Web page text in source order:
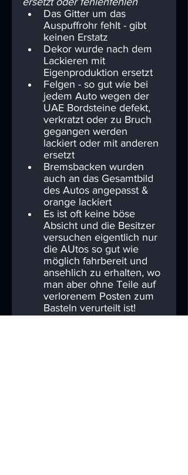
Das Gitter um das
Auspuffrohr fehlt - gibt
keinen Erstatz
Dekor wurde nach dem
Lackieren mit
Eigenproduktion ersetzt
Felgen - so gut wie bei
jedem Auto wegen der
UAE Bordsteine defekt,
verkratzt oder zu Bruch
gegangen werden
lackiert oder mit anderen
ersetzt
Bremsbacken wurden
auch an das Gesamtbild
des Autos angepasst &
orange lackiert
Es ist oft keine böse
Absicht und die Besitzer
versuchen eigentlich nur
die AUtos so gut wie
möglich fahrbereit und
ansehlich zu erhalten, wo
man aber ohne Teile auf
verlorenem Posten zum
Basteln verurteilt ist!